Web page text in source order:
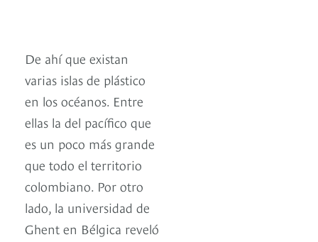
De ahí que existan
varias islas de plástico
en los océanos. Entre
ellas la del pacífico que
es un poco más grande
que todo el territorio
colombiano. Por otro
lado, la universidad de
Ghent en Bélgica reveló